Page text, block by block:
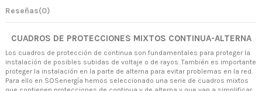
Reseñas(0)
CUADROS DE PROTECCIONES MIXTOS CONTINUA-ALTERNA
Los cuadros de protección de continua son fundamentales para proteger la
instalación de posibles subidas de voltaje o de rayos. También es importante
proteger la instalación en la parte de alterna para evitar problemas en la red.
Para ello en SOSenergía hemos seleccionado una serie de cuadros mixtos